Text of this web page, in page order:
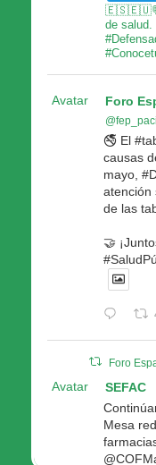
🇪🇸🇪🇺💬
de
Avatar Foro
🚭 El
causas
mayo,
atención
de las
🤝
Foro
Avatar SEFAC
Mesa